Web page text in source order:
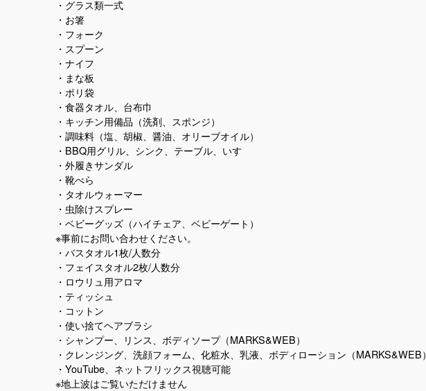
・グラス類一式
・お箸
・フォーク
・スプーン
・ナイフ
・まな板
・ポリ袋
・食器タオル、台布巾
・キッチン用備品（洗剤、スポンジ）
・調味料（塩、胡椒、醤油、オリーブオイル）
・BBQ用グリル、シンク、テーブル、いす
・外履きサンダル
・靴べら
・タオルウォーマー
・虫除けスプレー
・ベビーグッズ（ハイチェア、ベビーゲート）
※事前にお問い合わせください。
・バスタオル1枚/人数分
・フェイスタオル2枚/人数分
・ロウリュ用アロマ
・ティッシュ
・コットン
・使い捨てヘアブラシ
・シャンプー、リンス、ボディソープ（MARKS&WEB）
・クレンジング、洗顔フォーム、化粧水、乳液、ボディローション（MARKS&WEB）
・YouTube、ネットフリックス視聴可能
※地上波はご覧いただけません